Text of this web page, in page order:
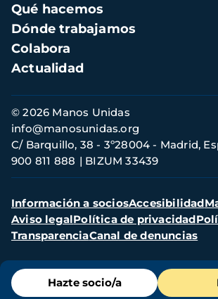
Menú
de
Hazte socio/a
Qué hacemos
Dónde trabajamos
Colabora
Actualidad
Información
de
contacto
© 2026 Manos Unidas
C/ Barquillo, 38 - 3º28004 - Madrid,
900 811 888
BIZUM 33439
info@manosunidas.org
Menú
secundario
Información a sociosAccesibilidad
Aviso legalPolítica de privacidad
TransparenciaCanal de denuncias